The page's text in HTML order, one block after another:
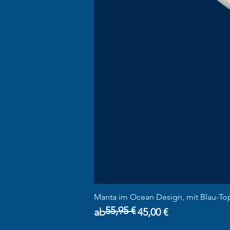
Manta im Ocean Design, mit Blau-
ab
Standardpreis
55,95 €45,00 €
Sale-Preis